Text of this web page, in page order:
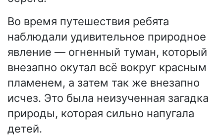
Во время путешествия ребята
наблюдали удивительное природное
явление — огненный туман, который
внезапно окутал всё вокруг красным
пламенем, а затем так же внезапно
исчез. Это была неизученная загадка
природы, которая сильно напугала
детей.